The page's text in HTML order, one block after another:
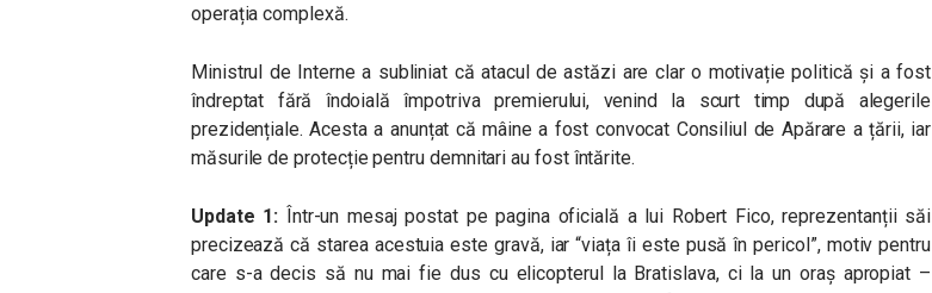
operația complexă.
Ministrul de Interne a subliniat că atacul de astăzi are clar o motivație politică și a fost
îndreptat fără îndoială împotriva premierului, venind la scurt timp după alegerile
prezidențiale. Acesta a anunțat că mâine a fost convocat Consiliul de Apărare a țării, iar
măsurile de protecție pentru demnitari au fost întărite.
Update 1: Într-un mesaj postat pe pagina oficială a lui Robert Fico, reprezentanții săi
precizează că starea acestuia este gravă, iar “viața îi este pusă în pericol”, motiv pentru
care s-a decis să nu mai fie dus cu elicopterul la Bratislava, ci la un oraș apropiat –